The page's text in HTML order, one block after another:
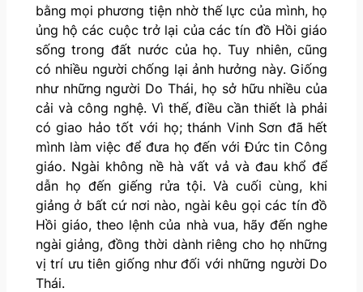
bằng mọi phương tiện nhờ thế lực của mình, họ
ủng hộ các cuộc trở lại của các tín đồ Hồi giáo
sống trong đất nước của họ. Tuy nhiên, cũng
có nhiều người chống lại ảnh hưởng này. Giống
như những người Do Thái, họ sở hữu nhiều của
cải và công nghệ. Vì thế, điều cần thiết là phải
có giao hảo tốt với họ; thánh Vinh Sơn đã hết
mình làm việc để đưa họ đến với Đức tin Công
giáo. Ngài không nề hà vất vả và đau khổ để
dẫn họ đến giếng rửa tội. Và cuối cùng, khi
giảng ở bất cứ nơi nào, ngài kêu gọi các tín đồ
Hồi giáo, theo lệnh của nhà vua, hãy đến nghe
ngài giảng, đồng thời dành riêng cho họ những
vị trí ưu tiên giống như đối với những người Do
Thái.